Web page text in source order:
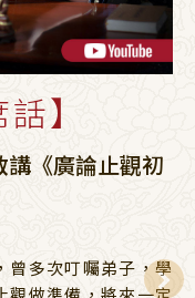
】
《廣論止觀初
曾多次叮囑弟子，學